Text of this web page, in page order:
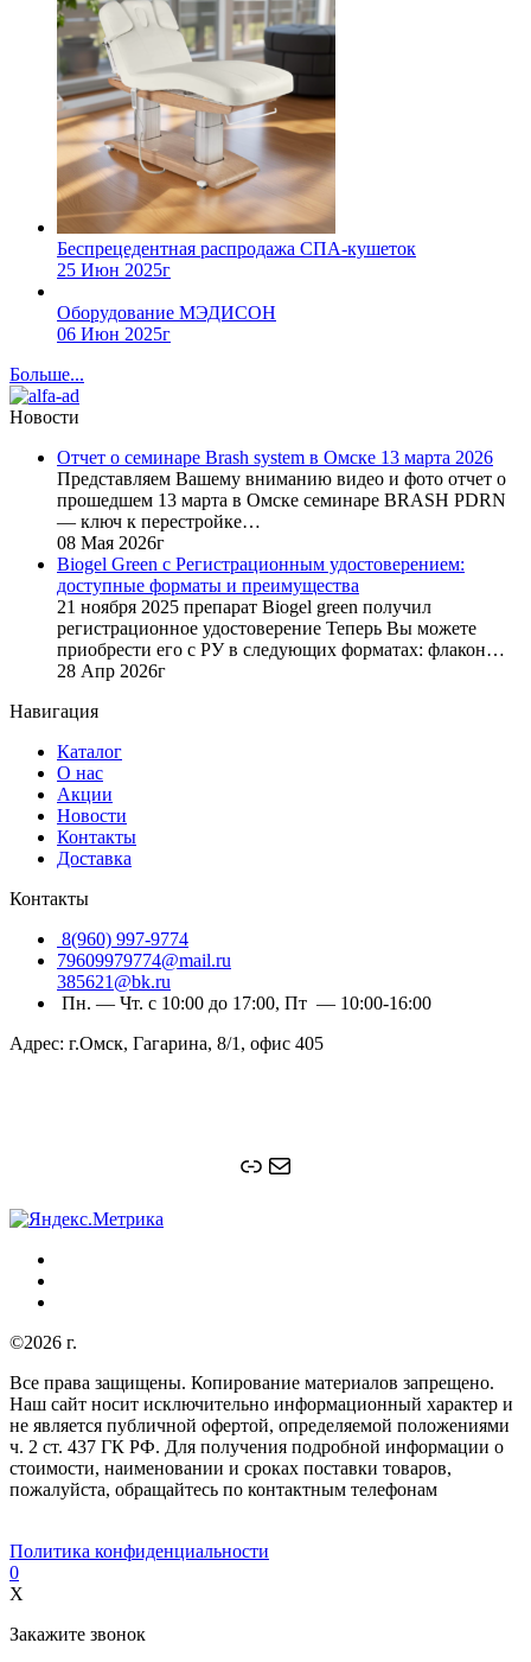
Беспрецедентная распродажа СПА-кушеток
25 Июн 2025г
Оборудование МЭДИСОН
06 Июн 2025г
Больше...
Новости
Отчет о семинаре Brash system в Омске 13 марта 2026
Представляем Вашему вниманию видео и фото отчет о
прошедшем 13 марта в Омске семинаре BRASH PDRN
— ключ к перестройке…
08 Мая 2026г
Biogel Green с Регистрационным удостоверением:
доступные форматы и преимущества
21 ноября 2025 препарат Biogel green получил
регистрационное удостоверение Теперь Вы можете
приобрести его с РУ в следующих форматах: флакон…
28 Апр 2026г
Навигация
Каталог
О нас
Акции
Новости
Контакты
Доставка
Контакты
8(960) 997-9774
79609979774@mail.ru
385621@bk.ru
Пн. — Чт. с 10:00 до 17:00, Пт — 10:00-16:00
Адрес: г.Омск, Гагарина, 8/1, офис 405
Ссылка
Почта
©2026 г.
Все права защищены. Копирование материалов запрещено.
Наш сайт носит исключительно информационный характер и
не является публичной офертой, определяемой положениями
ч. 2 ст. 437 ГК РФ. Для получения подробной информации о
стоимости, наименовании и сроках поставки товаров,
пожалуйста, обращайтесь по контактным телефонам
Политика конфиденциальности
0
X
Закажите звонок